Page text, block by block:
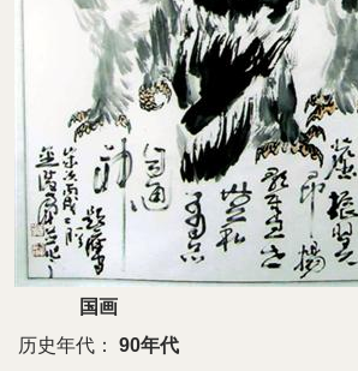
国画
历史年代：
90年代